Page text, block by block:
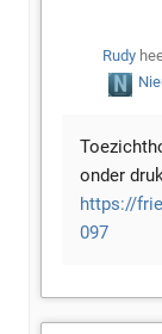
Rudy
onder
https://
097